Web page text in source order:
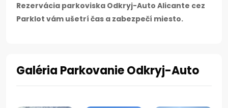
Rezervácia parkoviska Odkryj-Auto Alicante cez
Parklot vám ušetrí čas a zabezpečí miesto.
Galéria Parkovanie Odkryj-Auto